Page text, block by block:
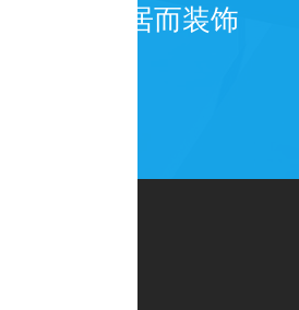
筑，为宜居而装饰